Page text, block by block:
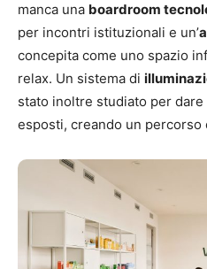
manca una boardroom
per incontri istituzionali e un’
concepita come uno spazio
relax. Un sistema di
stato inoltre studiato per
esposti, creando un